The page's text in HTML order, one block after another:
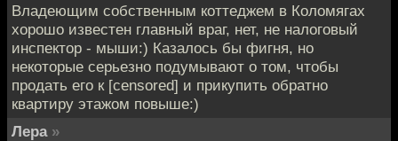
Владеющим собственным коттеджем в Коломягах
хорошо известен главный враг, нет, не налоговый
инспектор - мыши:) Казалось бы фигня, но
некоторые серьезно подумывают о том, чтобы
продать его к [censored] и прикупить обратно
квартиру этажом повыше:)
Лера »